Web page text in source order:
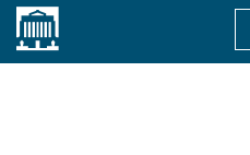
Accueil